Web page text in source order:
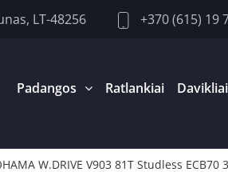
LT-48256 +370 (615) 19
Padangos Ratlankiai Davikliai
W.DRIVE V903 81T Studless ECB70